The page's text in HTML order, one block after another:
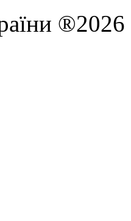
®2026